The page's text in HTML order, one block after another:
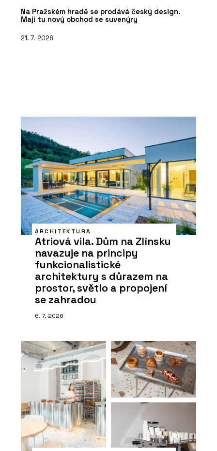
Na Pražském hradě se prodává český design.
Mají tu nový obchod se suvenýry
21. 7. 2026
ARCHITEKTURA
Atriová vila. Dům na Zlínsku
navazuje na principy
funkcionalistické
architektury s důrazem na
prostor, světlo a propojení
se zahradou
6. 7. 2026